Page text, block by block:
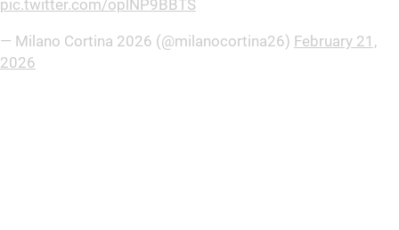
pic.twitter.com/oplNP9BBTS
— Milano Cortina 2026 (@milanocortina26) February 21,
2026